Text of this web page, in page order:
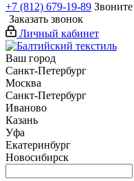
+7 (812) 679-19-89
Заказать звонок
Личный кабинет
Ваш город
Санкт-Петербург
Москва
Санкт-Петербург
Иваново
Казань
Уфа
Екатеринбург
Новосибирск